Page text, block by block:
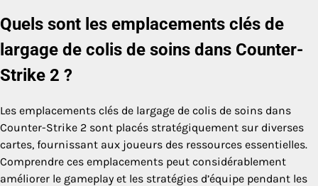
Quels sont les emplacements clés de
largage de colis de soins dans Counter-
Strike 2 ?
Les emplacements clés de largage de colis de soins dans
Counter-Strike 2 sont placés stratégiquement sur diverses
cartes, fournissant aux joueurs des ressources essentielles.
Comprendre ces emplacements peut considérablement
améliorer le gameplay et les stratégies d’équipe pendant les